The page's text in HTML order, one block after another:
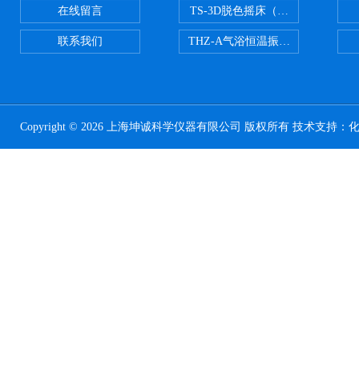
在线留言
联系我们
TS-3D脱色摇床（三维运动）
THZ-A气浴恒温振荡器
Copyright © 2026 上海坤诚科学仪器有限公司 版权所有 技术支持：